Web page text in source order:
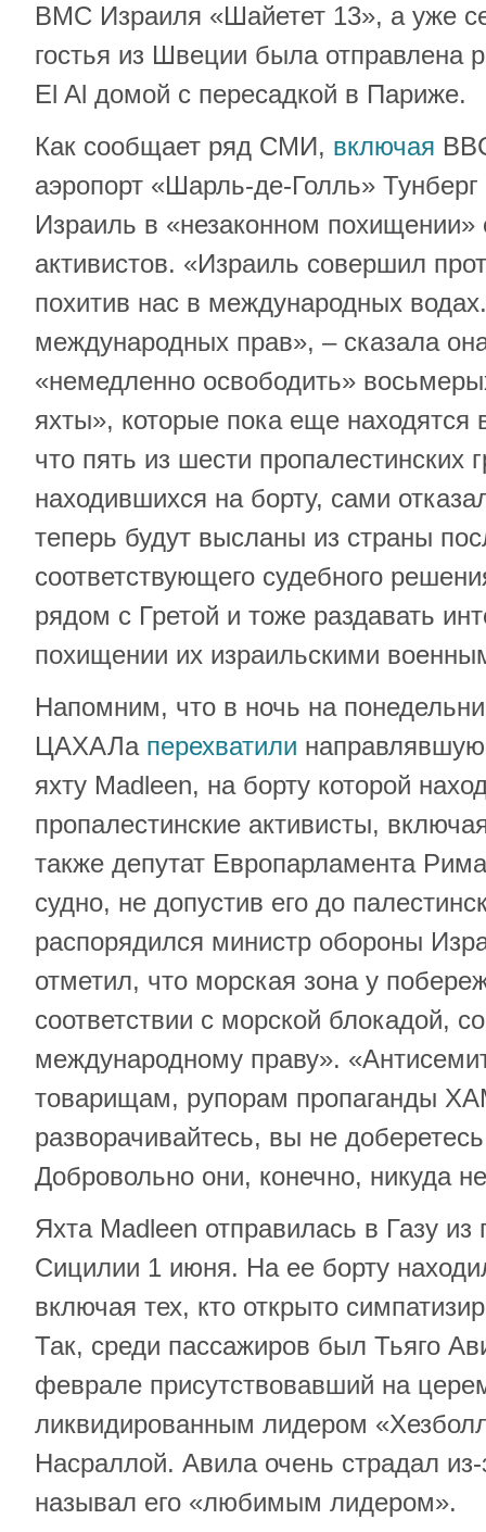
ВМС Израиля «Шайетет 13», а уже
гостья из Швеции была отправлена
El Al домой с пересадкой в Париже.
Как сообщает ряд СМИ, включая
аэропорт «Шарль-де-Голль»
Израиль в «незаконном похищении»
активистов. «Израиль совершил
похитив нас в международных
международных прав», – сказала
«немедленно освободить»
яхты», которые пока еще
что пять из шести пропалестинских
находившихся на борту, сами
теперь будут высланы из страны
соответствующего судебного
рядом с Гретой и тоже раздавать
похищении их израильскими
Напомним, что в ночь на
ЦАХАЛа перехватили
яхту Madleen, на борту которой
пропалестинские активисты,
также депутат Европарламента
судно, не допустив его до
распорядился министр обороны
отметил, что морская зона у
соответствии с морской блокадой,
международному праву».
товарищам, рупорам пропаганды
разворачивайтесь, вы не
Добровольно они, конечно, никуда
Яхта Madleen отправилась в Газу из
Сицилии 1 июня. На ее борту
включая тех, кто открыто
Так, среди пассажиров был Тьяго
феврале присутствовавший на
ликвидированным лидером
Насраллой. Авила очень страдал из-
называл его «любимым лидером».